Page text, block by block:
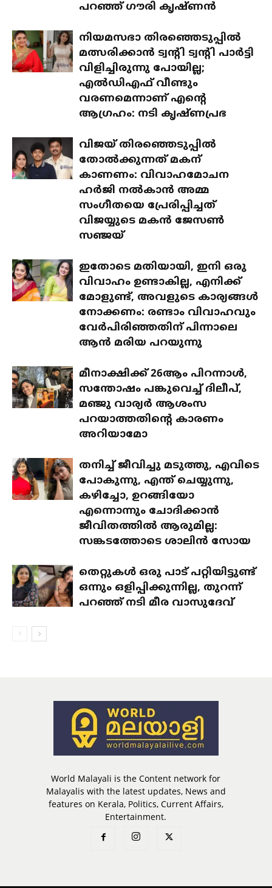
പറഞ്ഞ് ഗൗരി കൃഷ്ണൻ
നിയമസഭാ തിരഞ്ഞെടുപ്പിൽ
മത്സരിക്കാൻ ട്വന്റി ട്വന്റി പാർട്ടി
വിളിച്ചിരുന്നു പോയില്ല;
എൽഡിഎഫ് വീണ്ടും
വരണമെന്നാണ് എന്റെ
ആഗ്രഹം: നടി കൃഷ്ണപ്രഭ
വിജയ് തിരഞ്ഞെടുപ്പിൽ
തോൽക്കുന്നത് മകന്
കാണണം: വിവാഹമോചന
ഹർജി നൽകാൻ അമ്മ
സംഗീതയെ പ്രേരിപ്പിച്ചത്
വിജയ്യുടെ മകൻ ജേസൺ
സഞ്ജയ്
ഇതോടെ മതിയായി, ഇനി ഒരു
വിവാഹം ഉണ്ടാകില്ല, എനിക്ക്
മോളുണ്ട്, അവളുടെ കാര്യങ്ങൾ
നോക്കണം: രണ്ടാം വിവാഹവും
വേർപിരിഞ്ഞതിന് പിന്നാലെ
ആൻ മരിയ പറയുന്നു
മീനാക്ഷിക്ക് 26ആം പിറന്നാൾ,
സന്തോഷം പങ്കുവെച്ച് ദിലീപ്,
മഞ്ജു വാര്യർ ആശംസ
പറയാത്തതിന്റെ കാരണം
അറിയാമോ
തനിച്ച് ജീവിച്ചു മടുത്തു, എവിടെ
പോകുന്നു, എന്ത് ചെയ്യുന്നു,
കഴിച്ചോ, ഉറങ്ങിയോ
എന്നൊന്നും ചോദിക്കാൻ
ജീവിതത്തിൽ ആരുമില്ല:
സങ്കടത്തോടെ ശാലിൻ സോയ
തെറ്റുകൾ ഒരു പാട് പറ്റിയിട്ടുണ്ട്
ഒന്നും ഒളിപ്പിക്കുന്നില്ല, തുറന്ന്
പറഞ്ഞ് നടി മീര വാസുദേവ്
World Malayali is the Content network for
Malayalis with the latest updates, News and
features on Kerala, Politics, Current Affairs,
Entertainment.